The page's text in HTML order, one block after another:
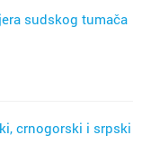
sudskog tumača
crnogorski i srpski